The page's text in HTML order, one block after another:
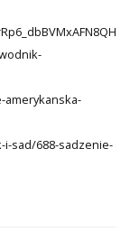
sad/688-sadzenie-